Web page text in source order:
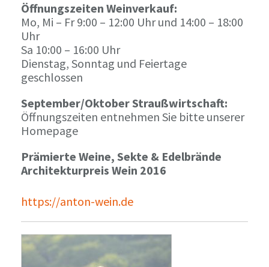
Öffnungszeiten Weinverkauf:
Mo, Mi – Fr 9:00 – 12:00 Uhr und 14:00 – 18:00
Uhr
Sa 10:00 – 16:00 Uhr
Dienstag, Sonntag und Feiertage
geschlossen
September/Oktober Straußwirtschaft:
Öffnungszeiten entnehmen Sie bitte unserer
Homepage
Prämierte Weine, Sekte & Edelbrände
Architekturpreis Wein 2016
https://anton-wein.de